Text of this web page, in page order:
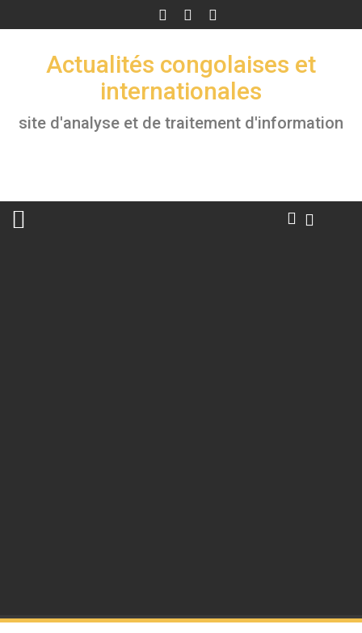
to
Actualités congolaises et
internationales
site d'analyse et de traitement d'information